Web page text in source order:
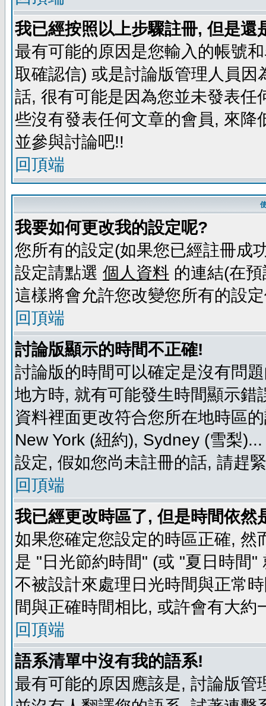
我已經按照以上步驟註冊, 但是還
最有可能的原因是您輸入的帳號
取確認信) 或是討論版管理人員
話, 很有可能是因為您並未發表
些沒有發表任何文章的會員, 來
並參與討論吧!!
回頂端
我要如何更改我的設定呢?
您所有的設定(如果您已經註冊成
設定請點選 個人資料 的連結(在
這樣將會允許您改變您所有的設
回頂端
討論版顯示的時間不正確!
討論版的時間可以確定是沒有問
地方時, 就有可能發生時間顯示
資料裡面更改符合您所在地時區
New York (紐約), Sydney (雪梨
設定, 假如您尚未註冊的話, 請趕
回頂端
我已經更改時區了, 但是時間依然
如果您確定您設定的時區正確,
是 "日光節約時間" (或 "夏日時間
不被設計來處理日光時間與正常
間與正確時間相比, 或許會有大約
回頂端
語系清單中沒有我的語系!
最有可能的原因應該是, 討論版